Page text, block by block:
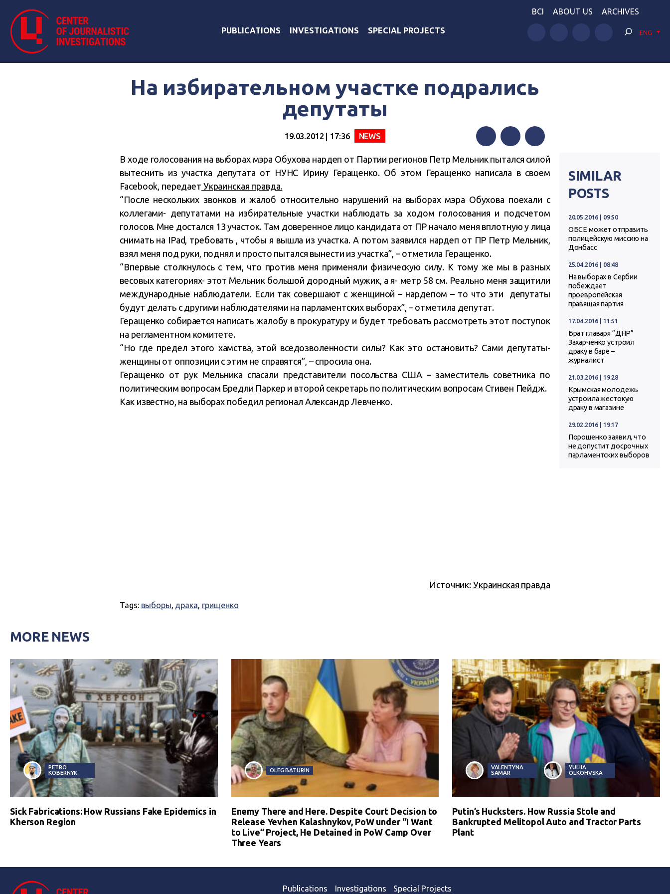
PUBLICATIONS INVESTIGATIONS SPECIAL PROJECTS
BCI ABOUT US ARCHIVES
ENG
На избирательном участке подрались
депутаты
19.03.2012 | 17:36 NEWS
FacebookTwitter Telegram
В ходе голосования на выборах мэра Обухова нардеп от Партии регионов Петр Мельник пытался силой
вытеснить из участка депутата от НУНС Ирину Геращенко. Об этом Геращенко написала в своем
Facebook, передает Украинская правда.
“После нескольких звонков и жалоб относительно нарушений на выборах мэра Обухова поехали с
коллегами- депутатами на избирательные участки наблюдать за ходом голосования и подсчетом
голосов. Мне достался 13 участок. Там доверенное лицо кандидата от ПР начало меня вплотную у лица
снимать на IPad, требовать , чтобы я вышла из участка. А потом заявился нардеп от ПР Петр Мельник,
взял меня под руки, поднял и просто пытался вынести из участка”, – отметила Геращенко.
“Впервые столкнулось с тем, что против меня применяли физическую силу. К тому же мы в разных
весовых категориях- этот Мельник большой дородный мужик, а я- метр 58 см. Реально меня защитили
международные наблюдатели. Если так совершают с женщиной – нардепом – то что эти депутаты
будут делать с другими наблюдателями на парламентских выборах”, – отметила депутат.
Геращенко собирается написать жалобу в прокуратуру и будет требовать рассмотреть этот поступок
на регламентном комитете.
“Но где предел этого хамства, этой вседозволенности силы? Как это остановить? Сами депутаты-
женщины от оппозиции с этим не справятся”, – спросила она.
Геращенко от рук Мельника спасали представители посольства США – заместитель советника по
политическим вопросам Бредли Паркер и второй секретарь по политическим вопросам Стивен Пейдж.
Как известно, на выборах победил регионал Александр Левченко.
Источник: Украинская правда
Tags: выборы, драка, грищенко
SIMILAR
POSTS
20.05.2016 | 09:50
ОБСЕ может отправить
полицейскую миссию на
Донбасс
25.04.2016 | 08:48
На выборах в Сербии
побеждает
проевропейская
правящая партия
17.04.2016 | 11:51
Брат главаря “ДНР”
Захарченко устроил
драку в баре –
журналист
21.03.2016 | 19:28
Крымская молодежь
устроила жестокую
драку в магазине
29.02.2016 | 19:17
Порошенко заявил, что
не допустит досрочных
парламентских выборов
MORE NEWS
PETRO
KOBERNYK
Sick Fabrications: How Russians Fake Epidemics in
Kherson Region
OLEG BATURIN
Enemy There and Here. Despite Court Decision to
Release Yevhen Kalashnykov, PoW under “I Want
to Live” Project, He Detained in PoW Camp Over
Three Years
VALENTYNA
SAMAR
YULIIA
OLKOHVSKA
Putin’s Hucksters. How Russia Stole and
Bankrupted Melitopol Auto and Tractor Parts
Plant
Publications Investigations Special Projects